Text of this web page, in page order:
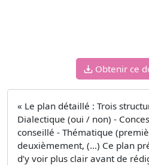
Obtenir ce
« Le plan détaillé : Trois
Dialectique (oui / non) -
conseillé - Thématique
deuxièmement, (…) Ce plan
d’y voir plus clair avant de